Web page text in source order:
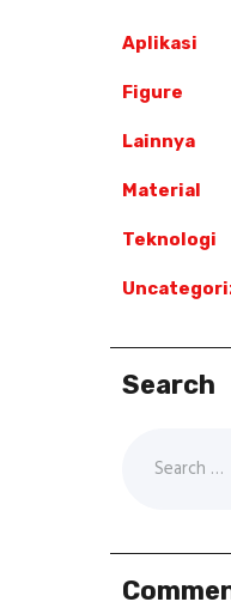
Aplikasi
Figure
Lainnya
Material
Teknologi
Search